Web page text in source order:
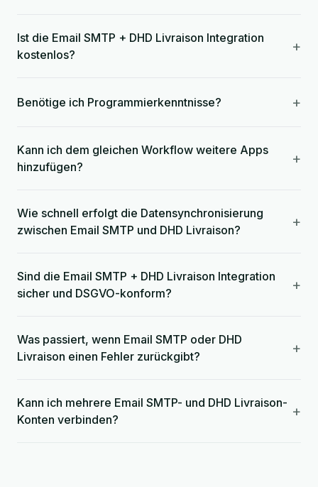
Ist die Email SMTP + DHD Livraison Integration
kostenlos?
+
Benötige ich Programmierkenntnisse? +
Kann ich dem gleichen Workflow weitere Apps
hinzufügen?
+
Wie schnell erfolgt die Datensynchronisierung
zwischen Email SMTP und DHD Livraison?
+
Sind die Email SMTP + DHD Livraison Integration
sicher und DSGVO-konform?
+
Was passiert, wenn Email SMTP oder DHD
Livraison einen Fehler zurückgibt?
+
Kann ich mehrere Email SMTP- und DHD Livraison-
Konten verbinden?
+